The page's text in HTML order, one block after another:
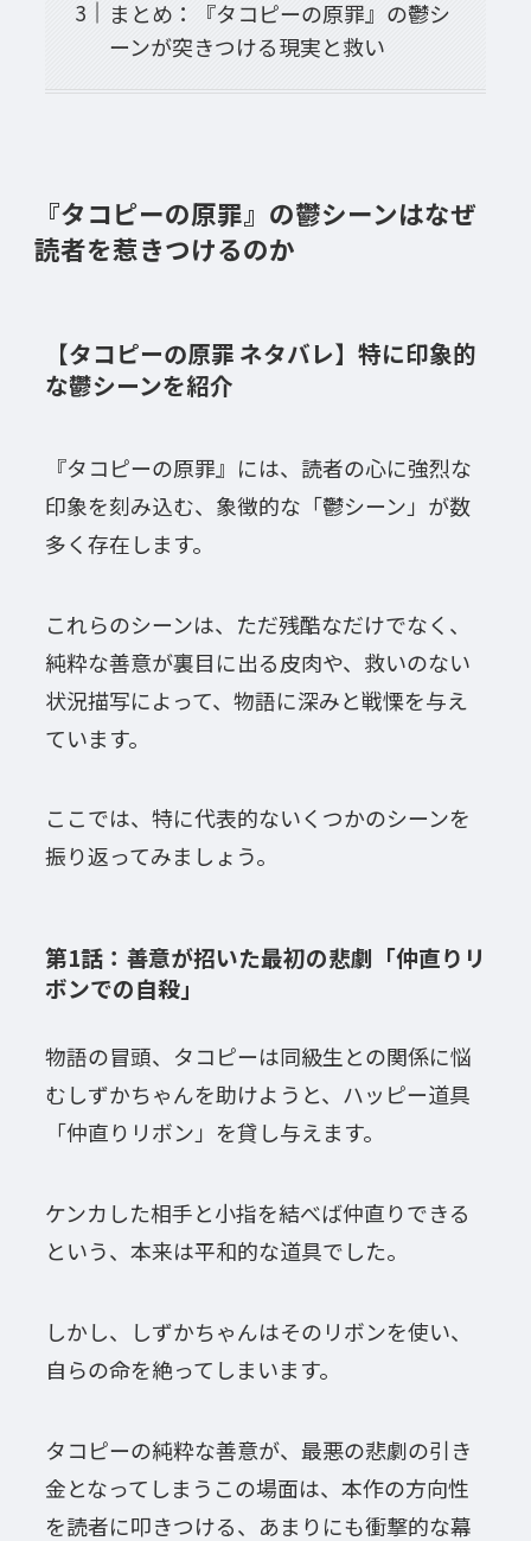
まとめ：『タコピーの原罪』の鬱シ
ーンが突きつける現実と救い
『タコピーの原罪』の鬱シーンはなぜ
読者を惹きつけるのか
【タコピーの原罪 ネタバレ】特に印象的
な鬱シーンを紹介
『タコピーの原罪』には、読者の心に強烈な
印象を刻み込む、象徴的な「鬱シーン」が数
多く存在します。
これらのシーンは、ただ残酷なだけでなく、
純粋な善意が裏目に出る皮肉や、救いのない
状況描写によって、物語に深みと戦慄を与え
ています。
ここでは、特に代表的ないくつかのシーンを
振り返ってみましょう。
第1話：善意が招いた最初の悲劇「仲直りリ
ボンでの自殺」
物語の冒頭、タコピーは同級生との関係に悩
むしずかちゃんを助けようと、ハッピー道具
「仲直りリボン」を貸し与えます。
ケンカした相手と小指を結べば仲直りできる
という、本来は平和的な道具でした。
しかし、しずかちゃんはそのリボンを使い、
自らの命を絶ってしまいます。
タコピーの純粋な善意が、最悪の悲劇の引き
金となってしまうこの場面は、本作の方向性
を読者に叩きつける、あまりにも衝撃的な幕